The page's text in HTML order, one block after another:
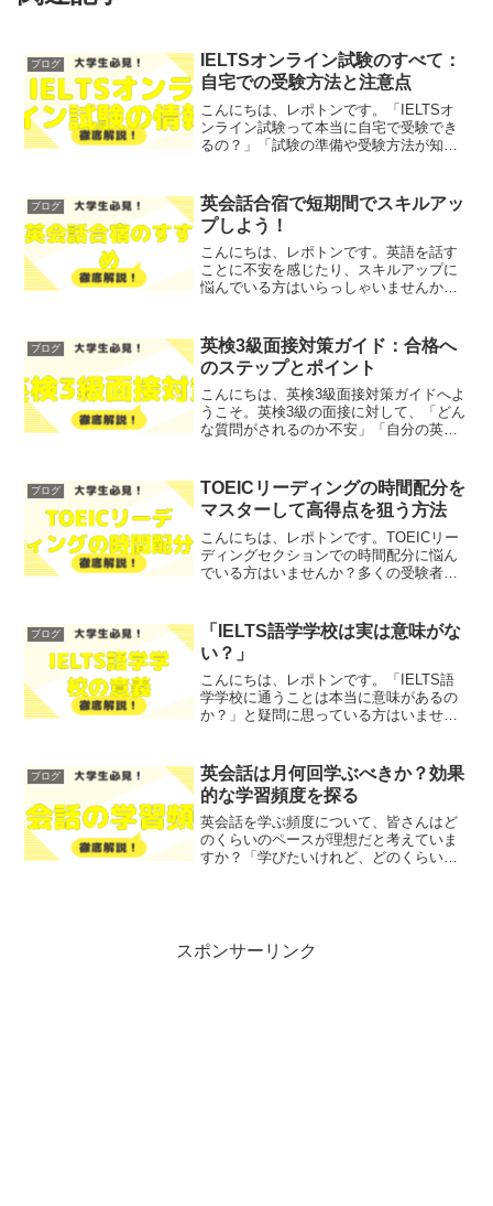
ブログ
IELTSオンライン試験のすべて：
自宅での受験方法と注意点
こんにちは、レポトンです。「IELTSオ
ンライン試験って本当に自宅で受験でき
るの？」「試験の準備や受験方法が知り
験方法や注意点について、わかりやすく
解説します！レポ...
ブログ
英会話合宿で短期間でスキルアッ
プしよう！
こんにちは、レポトンです。英語を話す
ことに不安を感じたり、スキルアップに
悩んでいる方はいらっしゃいませんか？
かりやすく解説します！レポトンこの記
事は次のような人におすす...
ブログ
英検3級面接対策ガイド：合格へ
のステップとポイント
こんにちは、英検3級面接対策ガイドへよ
うこそ。英検3級の面接に対して、「どん
な質問がされるのか不安」「自分の英語
の面接の概要や重要性について、詳しく
解説します！レポト...
ブログ
TOEICリーディングの時間配分を
マスターして高得点を狙う方法
こんにちは、レポトンです。TOEICリー
ディングセクションでの時間配分に悩ん
でいる方はいませんか？多くの受験者が
は、TOEICリーディングで高得点を狙う
ための時間配分のテ...
ブログ
「IELTS語学学校は実は意味がな
い？」
こんにちは、レポトンです。「IELTS語
学学校に通うことは本当に意味があるの
か？」と疑問に思っている方はいません
ます！レポトンこの記事は次のような人
におすすめ！IE...
ブログ
英会話は月何回学ぶべきか？効果
的な学習頻度を探る
英会話を学ぶ頻度について、皆さんはど
のくらいのペースが理想だと考えていま
すか？「学びたいけれど、どのくらいの
スポンサーリンク